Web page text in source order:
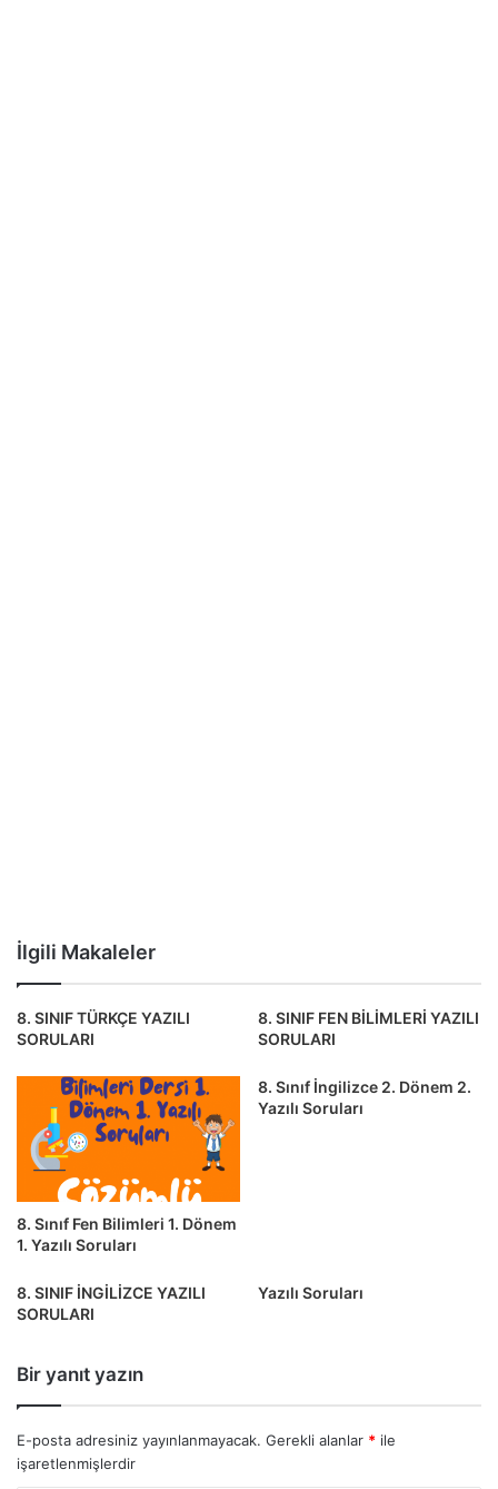
İlgili Makaleler
8. SINIF TÜRKÇE YAZILI
SORULARI
8. SINIF FEN BİLİMLERİ YAZILI
SORULARI
8. Sınıf Fen Bilimleri 1. Dönem
1. Yazılı Soruları
8. Sınıf İngilizce 2. Dönem 2.
Yazılı Soruları
8. SINIF İNGİLİZCE YAZILI
SORULARI
Yazılı Soruları
Bir yanıt yazın
E-posta adresiniz yayınlanmayacak. Gerekli alanlar * ile
işaretlenmişlerdir